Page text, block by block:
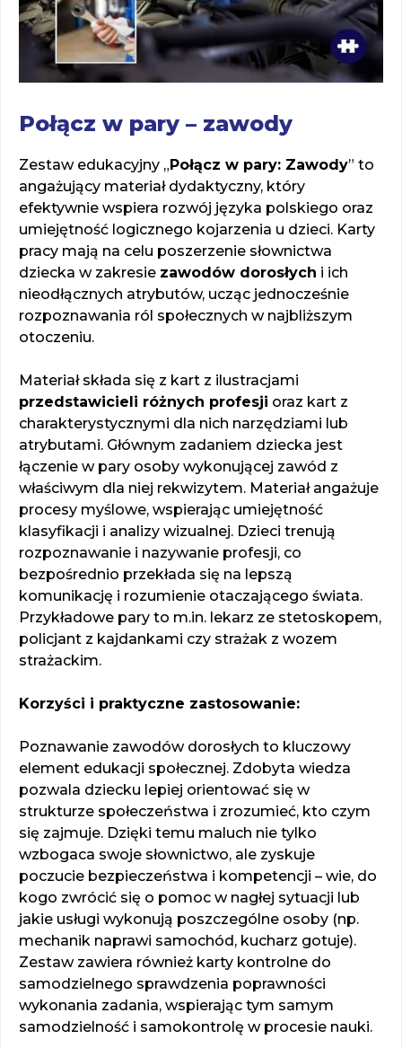
Połącz w pary – zawody
Zestaw edukacyjny „Połącz w pary: Zawody” to
angażujący materiał dydaktyczny, który
efektywnie wspiera rozwój języka polskiego oraz
umiejętność logicznego kojarzenia u dzieci. Karty
pracy mają na celu poszerzenie słownictwa
dziecka w zakresie zawodów dorosłych i ich
nieodłącznych atrybutów, ucząc jednocześnie
rozpoznawania ról społecznych w najbliższym
otoczeniu.
Materiał składa się z kart z ilustracjami
przedstawicieli różnych profesji oraz kart z
charakterystycznymi dla nich narzędziami lub
atrybutami. Głównym zadaniem dziecka jest
łączenie w pary osoby wykonującej zawód z
właściwym dla niej rekwizytem. Materiał angażuje
procesy myślowe, wspierając umiejętność
klasyfikacji i analizy wizualnej. Dzieci trenują
rozpoznawanie i nazywanie profesji, co
bezpośrednio przekłada się na lepszą
komunikację i rozumienie otaczającego świata.
Przykładowe pary to m.in. lekarz ze stetoskopem,
policjant z kajdankami czy strażak z wozem
strażackim.
Korzyści i praktyczne zastosowanie:
Poznawanie zawodów dorosłych to kluczowy
element edukacji społecznej. Zdobyta wiedza
pozwala dziecku lepiej orientować się w
strukturze społeczeństwa i zrozumieć, kto czym
się zajmuje. Dzięki temu maluch nie tylko
wzbogaca swoje słownictwo, ale zyskuje
poczucie bezpieczeństwa i kompetencji – wie, do
kogo zwrócić się o pomoc w nagłej sytuacji lub
jakie usługi wykonują poszczególne osoby (np.
mechanik naprawi samochód, kucharz gotuje).
Zestaw zawiera również karty kontrolne do
samodzielnego sprawdzenia poprawności
wykonania zadania, wspierając tym samym
samodzielność i samokontrolę w procesie nauki.